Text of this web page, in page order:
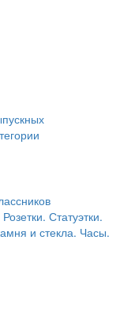
Статуэтки.
и стекла. Часы.